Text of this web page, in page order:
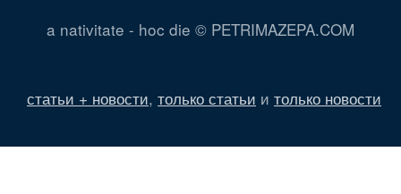
a nativitate - hoc die © PETRIMAZEPA.COM
статьи + новости, только статьи и только новости